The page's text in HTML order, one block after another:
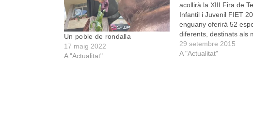
Un poble de rondalla
17 maig 2022
A "Actualitat"
acollirà la XIII Fira de
Infantil i Juvenil FIET
enguany oferirà 52
diferents, destinats als
menuts de la casa, però
als joves i adults. En
29 setembre 2015
A "Actualitat"